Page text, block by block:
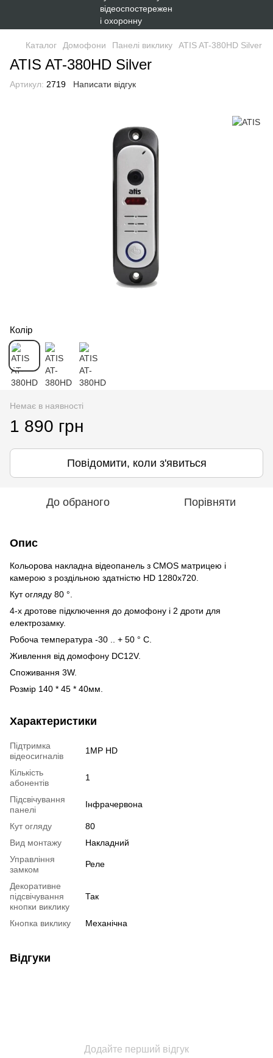
Каталог Домофони Панелі виклику ATIS AT-380HD Silver
ATIS AT-380HD Silver
Артикул: 2719 Написати відгук
Колір
Немає в наявності
1 890 грн
Повідомити, коли з'явиться
До обраного Порівняти
Опис
Кольорова накладна відеопанель з CMOS матрицею і
камерою з роздільною здатністю HD 1280x720.
Кут огляду 80 °.
4-х дротове підключення до домофону і 2 дроти для
електрозамку.
Робоча температура -30 .. + 50 ° С.
Живлення від домофону DC12V.
Споживання 3W.
Розмір 140 * 45 * 40мм.
Характеристики
Підтримка
відеосигналів
1MP HD
Кількість
абонентів
1
Підсвічування
панелі
Інфрачервона
Кут огляду
80
Вид монтажу
Накладний
Управління
замком
Реле
Декоративне
підсвічування
кнопки виклику
Так
Кнопка виклику Механічна
Відгуки
Додайте перший відгук